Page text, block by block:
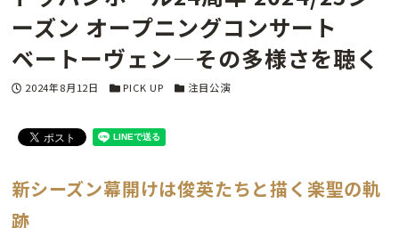
ーズン オープニングコンサート
ベートーヴェン―その多様さを聴く
投稿日
2024年8月12日 カテゴリー
PICK UP カテゴリー
注目公演
新シーズン幕開けは俊英たちと描く楽聖の軌
跡